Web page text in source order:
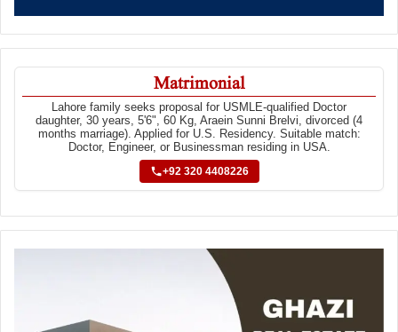
Matrimonial
Lahore family seeks proposal for USMLE-qualified Doctor
daughter, 30 years, 5'6", 60 Kg, Araein Sunni Brelvi, divorced (4
months marriage). Applied for U.S. Residency. Suitable match:
Doctor, Engineer, or Businessman residing in USA.
+92 320 4408226